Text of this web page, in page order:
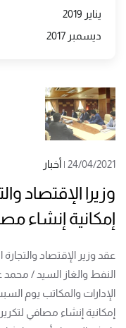
يناير 2019
ديسمبر 2017
24/04/2021
| أخبار
وزيرا الإقتصاد
إمكانية إنشاء
عقد وزير الإقتصاد
النفط والغاز السيد /
إمكانية إنشاء مصافي